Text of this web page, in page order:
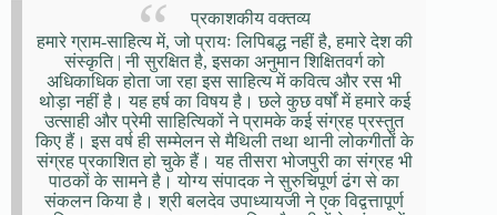
प्रकाशकीय वक्तव्य
हमारे ग्राम-साहित्य में, जो प्रायः लिपिबद्ध नहीं है, हमारे देश की
संस्कृति | नी सुरक्षित है, इसका अनुमान शिक्षितवर्ग को
अधिकाधिक होता जा रहा इस साहित्य में कवित्व और रस भी
थोड़ा नहीं है। यह हर्ष का विषय है। छले कुछ वर्षों में हमारे कई
उत्साही और प्रेमी साहित्यिकों ने प्रामके कई संग्रह प्रस्तुत
किए हैं। इस वर्ष ही सम्मेलन से मैथिली तथा थानी लोकगीतों के
संग्रह प्रकाशित हो चुके हैं। यह तीसरा भोजपुरी का संग्रह भी
पाठकों के सामने है। योग्य संपादक ने सुरुचिपूर्ण ढंग से का
संकलन किया है। श्री बलदेव उपाध्यायजी ने एक विद्वत्तापूर्ण